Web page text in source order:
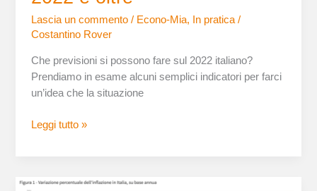
Lascia un commento / Econo-Mia, In pratica/
Costantino Rover
Che previsioni si possono fare sul 2022 italiano?
Prendiamo in esame alcuni semplici indicatori per farci
un’idea che la situazione
Leggi tutto »
L’aumento